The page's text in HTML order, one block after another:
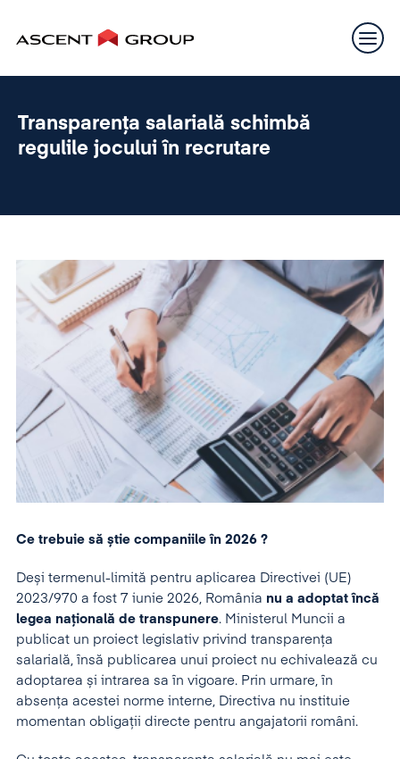
Transparența salarială schimbă
regulile jocului în recrutare
Ce trebuie să știe companiile în 2026 ?
Deși termenul-limită pentru aplicarea Directivei (UE)
2023/970 a fost 7 iunie 2026, România nu a adoptat încă
legea națională de transpunere. Ministerul Muncii a
publicat un proiect legislativ privind transparența
salarială, însă publicarea unui proiect nu echivalează cu
adoptarea și intrarea sa în vigoare. Prin urmare, în
absența acestei norme interne, Directiva nu instituie
momentan obligații directe pentru angajatorii români.